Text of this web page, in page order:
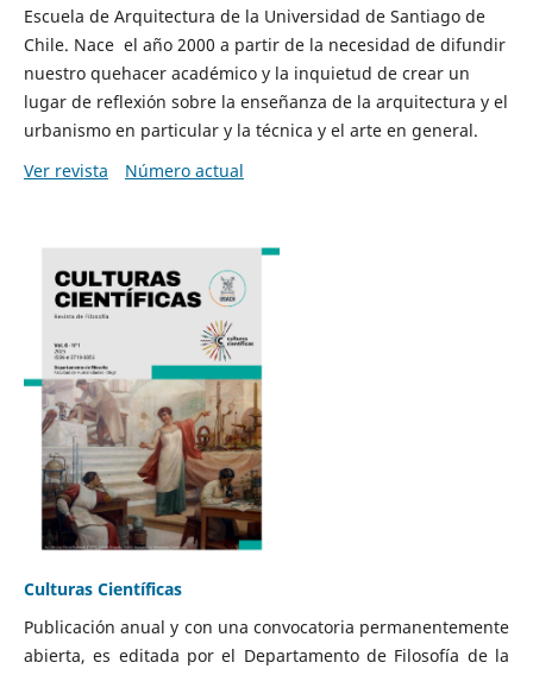
Escuela de Arquitectura de la Universidad de Santiago de
Chile. Nace el año 2000 a partir de la necesidad de difundir
nuestro quehacer académico y la inquietud de crear un
lugar de reflexión sobre la enseñanza de la arquitectura y el
urbanismo en particular y la técnica y el arte en general.
Ver revista
Número actual
Culturas Científicas
Publicación anual y con una convocatoria permanentemente
abierta, es editada por el Departamento de Filosofía de la